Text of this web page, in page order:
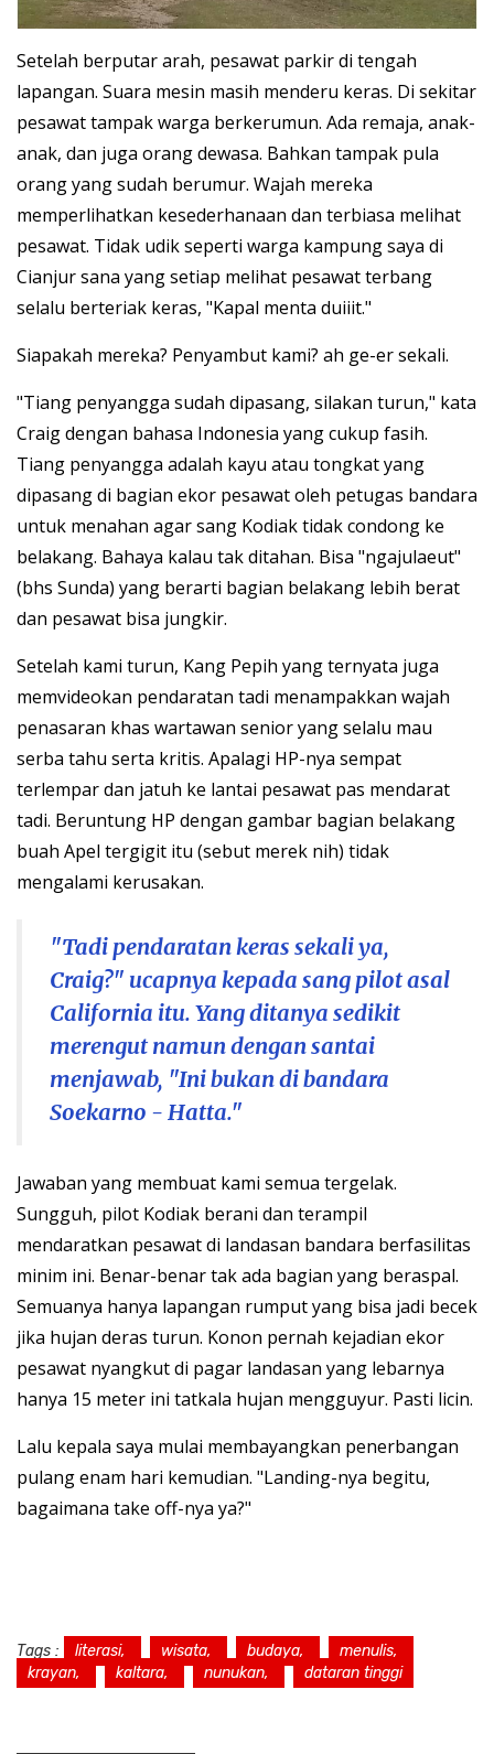
Setelah berputar arah, pesawat parkir di tengah
lapangan. Suara mesin masih menderu keras. Di sekitar
pesawat tampak warga berkerumun. Ada remaja, anak-
anak, dan juga orang dewasa. Bahkan tampak pula
orang yang sudah berumur. Wajah mereka
memperlihatkan kesederhanaan dan terbiasa melihat
pesawat. Tidak udik seperti warga kampung saya di
Cianjur sana yang setiap melihat pesawat terbang
selalu berteriak keras, "Kapal menta duiiit."
Siapakah mereka? Penyambut kami? ah ge-er sekali.
"Tiang penyangga sudah dipasang, silakan turun," kata
Craig dengan bahasa Indonesia yang cukup fasih.
Tiang penyangga adalah kayu atau tongkat yang
dipasang di bagian ekor pesawat oleh petugas bandara
untuk menahan agar sang Kodiak tidak condong ke
belakang. Bahaya kalau tak ditahan. Bisa "ngajulaeut"
(bhs Sunda) yang berarti bagian belakang lebih berat
dan pesawat bisa jungkir.
Setelah kami turun, Kang Pepih yang ternyata juga
memvideokan pendaratan tadi menampakkan wajah
penasaran khas wartawan senior yang selalu mau
serba tahu serta kritis. Apalagi HP-nya sempat
terlempar dan jatuh ke lantai pesawat pas mendarat
tadi. Beruntung HP dengan gambar bagian belakang
buah Apel tergigit itu (sebut merek nih) tidak
mengalami kerusakan.
"Tadi pendaratan keras sekali ya,
Craig?" ucapnya kepada sang pilot asal
California itu. Yang ditanya sedikit
merengut namun dengan santai
menjawab, "Ini bukan di bandara
Soekarno - Hatta."
Jawaban yang membuat kami semua tergelak.
Sungguh, pilot Kodiak berani dan terampil
mendaratkan pesawat di landasan bandara berfasilitas
minim ini. Benar-benar tak ada bagian yang beraspal.
Semuanya hanya lapangan rumput yang bisa jadi becek
jika hujan deras turun. Konon pernah kejadian ekor
pesawat nyangkut di pagar landasan yang lebarnya
hanya 15 meter ini tatkala hujan mengguyur. Pasti licin.
Lalu kepala saya mulai membayangkan penerbangan
pulang enam hari kemudian. "Landing-nya begitu,
bagaimana take off-nya ya?"
Tags : literasi, wisata, budaya,
menulis,
krayan,
kaltara, nunukan, dataran tinggi